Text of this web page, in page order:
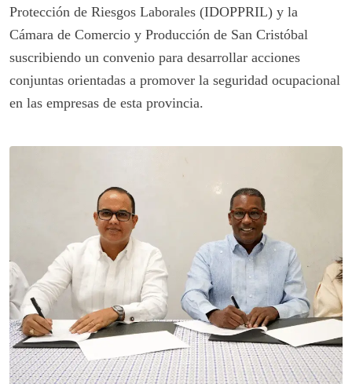
Protección de Riesgos Laborales (IDOPPRIL) y la
Cámara de Comercio y Producción de San Cristóbal
suscribiendo un convenio para desarrollar acciones
conjuntas orientadas a promover la seguridad ocupacional
en las empresas de esta provincia.